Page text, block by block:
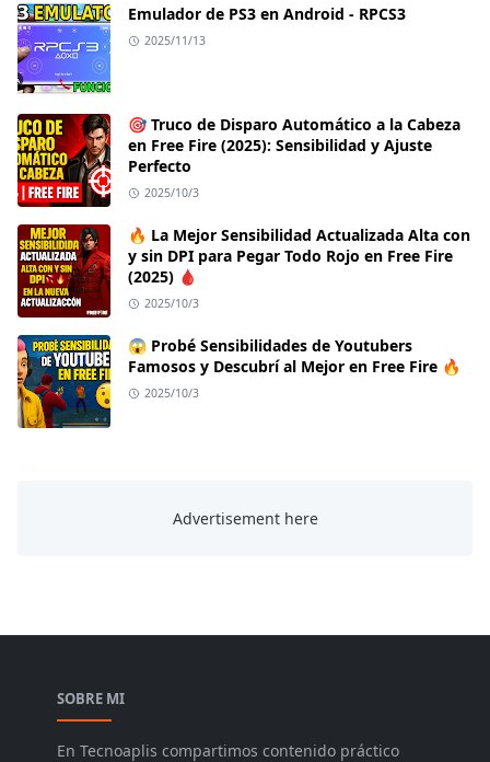
Emulador de PS3 en Android - RPCS3
2025/11/13
🎯 Truco de Disparo Automático a la Cabeza
en Free Fire (2025): Sensibilidad y Ajuste
Perfecto
2025/10/3
🔥 La Mejor Sensibilidad Actualizada Alta con
y sin DPI para Pegar Todo Rojo en Free Fire
(2025) 🩸
2025/10/3
😱 Probé Sensibilidades de Youtubers
Famosos y Descubrí al Mejor en Free Fire 🔥
2025/10/3
SOBRE MI
En Tecnoaplis compartimos contenido práctico